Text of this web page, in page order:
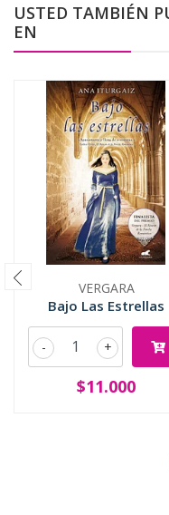
USTED TAMBIÉN
EN
VERGARA
Bajo Las Estrellas
+
-
$11.000